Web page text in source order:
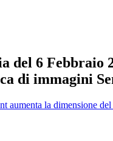
del 6 Febbraio
di immagini
aumenta la dimensione